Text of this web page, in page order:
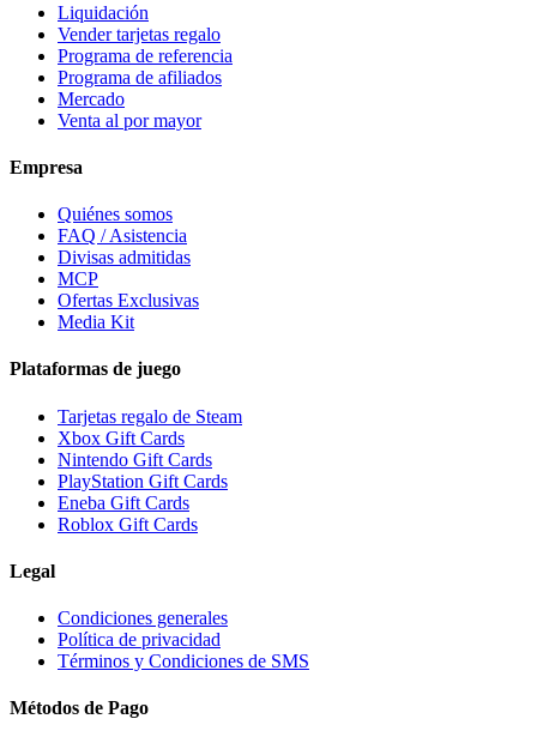
Liquidación
Vender tarjetas regalo
Programa de referencia
Programa de afiliados
Mercado
Venta al por mayor
Empresa
Quiénes somos
FAQ / Asistencia
Divisas admitidas
MCP
Ofertas Exclusivas
Media Kit
Plataformas de juego
Tarjetas regalo de Steam
Xbox Gift Cards
Nintendo Gift Cards
PlayStation Gift Cards
Eneba Gift Cards
Roblox Gift Cards
Legal
Condiciones generales
Política de privacidad
Términos y Condiciones de SMS
Métodos de Pago